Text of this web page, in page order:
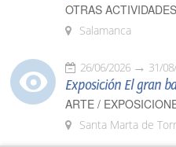
OTRAS ACTIVIDADES
Salamanca
26/06/2026 31/
Exposición El gran
ARTE /
Santa Marta de